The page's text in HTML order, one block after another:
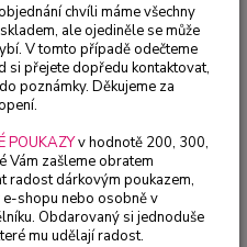
Coccineum) - cena na prodejně
Coccineum)
chvíli máme všechny
ale ojediněle se může
V tomto případě odečteme
si přejete dopředu kontaktovat,
poznámky. Děkujeme za
POUKAZYv hodnotě 200, 300,
Vám zašleme obratem
radost dárkovým poukazem,
shopu nebo osobně v
Obdarovaný si jednoduše
mu udělají radost.